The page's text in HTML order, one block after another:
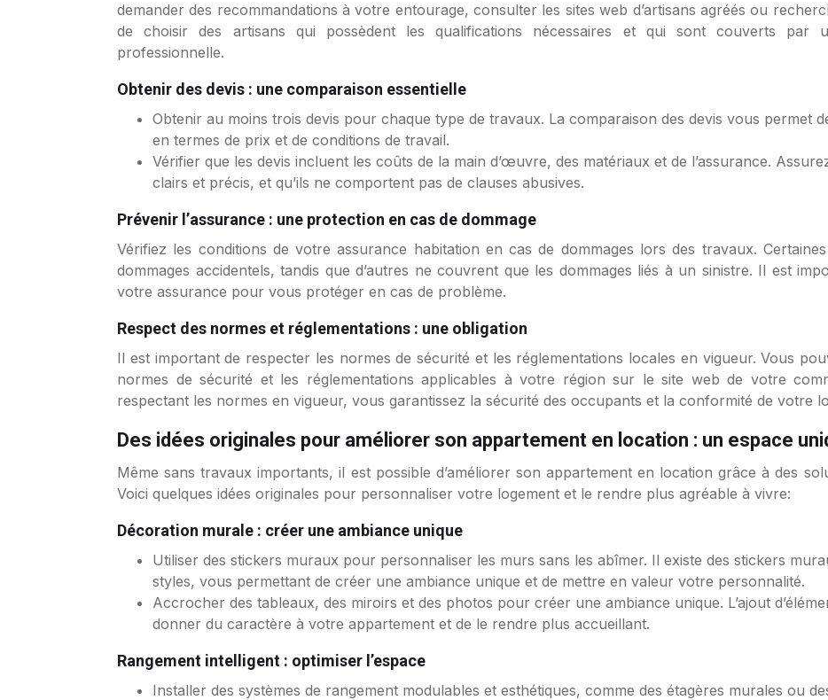
demander des recommandations à votre entourage, consulter les sites web d’artisans agréés ou
de choisir des artisans qui possèdent les qualifications nécessaires et qui sont couverts par
professionnelle.
Obtenir des devis : une comparaison essentielle
Obtenir au moins trois devis pour chaque type de travaux. La comparaison des devis vous permet
en termes de prix et de conditions de travail.
Vérifier que les devis incluent les coûts de la main d’œuvre, des matériaux et de l’assurance.
clairs et précis, et qu’ils ne comportent pas de clauses abusives.
Prévenir l’assurance : une protection en cas de dommage
Vérifiez les conditions de votre assurance habitation en cas de dommages lors des travaux.
dommages accidentels, tandis que d’autres ne couvrent que les dommages liés à un sinistre. Il est
votre assurance pour vous protéger en cas de problème.
Respect des normes et réglementations : une obligation
Il est important de respecter les normes de sécurité et les réglementations locales en vigueur. Vous
normes de sécurité et les réglementations applicables à votre région sur le site web de votre
respectant les normes en vigueur, vous garantissez la sécurité des occupants et la conformité de votre
Des idées originales pour améliorer son appartement en location : un espace
Même sans travaux importants, il est possible d’améliorer son appartement en location grâce à des
Voici quelques idées originales pour personnaliser votre logement et le rendre plus agréable à vivre:
Décoration murale : créer une ambiance unique
Utiliser des stickers muraux pour personnaliser les murs sans les abîmer. Il existe des stickers
styles, vous permettant de créer une ambiance unique et de mettre en valeur votre personnalité.
Accrocher des tableaux, des miroirs et des photos pour créer une ambiance unique. L’ajout
donner du caractère à votre appartement et de le rendre plus accueillant.
Rangement intelligent : optimiser l’espace
Installer des systèmes de rangement modulables et esthétiques, comme des étagères murales ou